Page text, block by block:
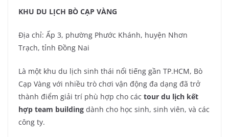
KHU DU LỊCH BÒ CẠP VÀNG
Địa chỉ: Ấp 3, phường Phước Khánh, huyện Nhơn
Trạch, tỉnh Đồng Nai
Là một khu du lịch sinh thái nổi tiếng gần TP.HCM, Bò
Cạp Vàng với nhiều trò chơi vận động đa dạng đã trở
thành điểm giải trí phù hợp cho các tour du lịch kết
hợp team building dành cho học sinh, sinh viên, và các
công ty.